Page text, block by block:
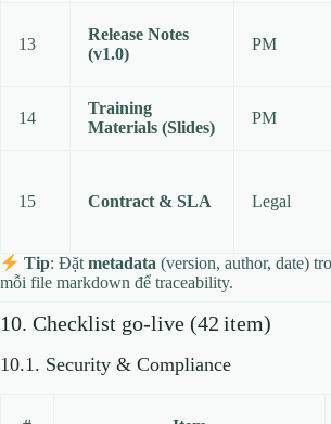
13
Release Notes
(v1.0)
PM
14
Training
Materials (Slides)
PM
15 Contract & SLA Legal
Tip: Đặtmetadata (version, author, date)
mỗi file markdown để traceability.
10. Checklist go‑live (42 item)
10.1. Security & Compliance